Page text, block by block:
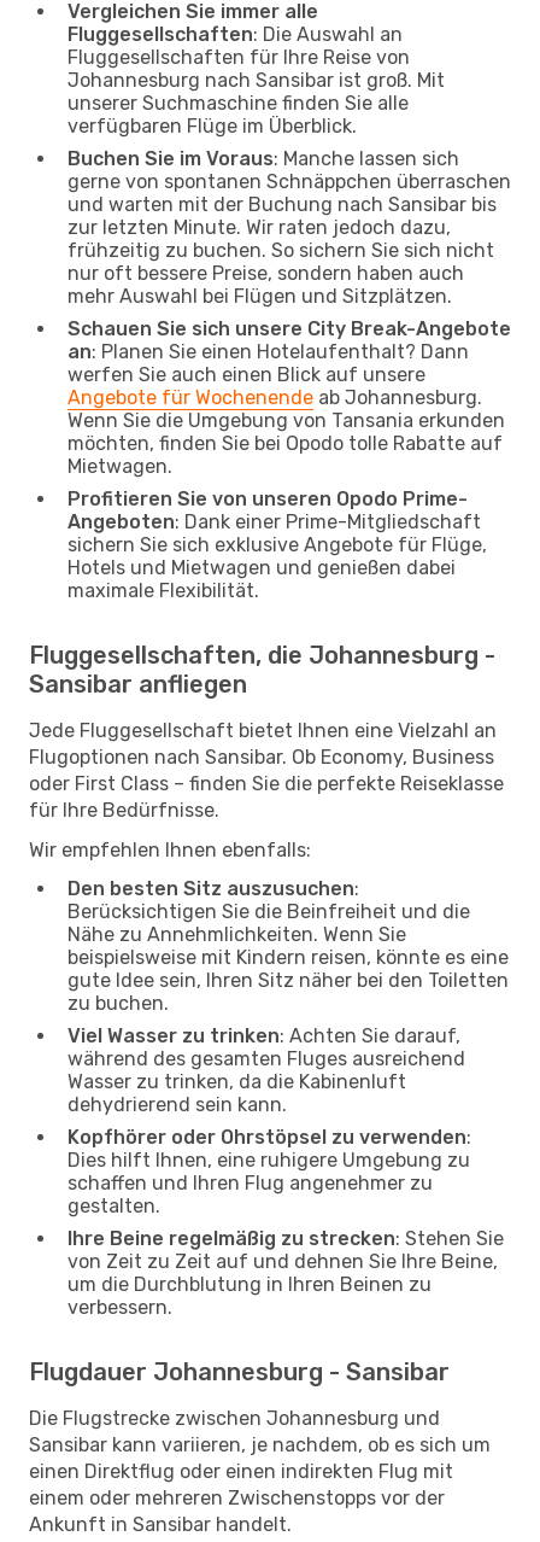
Vergleichen Sie immer alle
Fluggesellschaften: Die Auswahl an
Fluggesellschaften für Ihre Reise von
Johannesburg nach Sansibar ist groß. Mit
unserer Suchmaschine finden Sie alle
verfügbaren Flüge im Überblick.
Buchen Sie im Voraus: Manche lassen sich
gerne von spontanen Schnäppchen überraschen
und warten mit der Buchung nach Sansibar bis
zur letzten Minute. Wir raten jedoch dazu,
frühzeitig zu buchen. So sichern Sie sich nicht
nur oft bessere Preise, sondern haben auch
mehr Auswahl bei Flügen und Sitzplätzen.
Schauen Sie sich unsere City Break-Angebote
an: Planen Sie einen Hotelaufenthalt? Dann
werfen Sie auch einen Blick auf unsere
Angebote für Wochenende ab Johannesburg.
Wenn Sie die Umgebung von Tansania erkunden
möchten, finden Sie bei Opodo tolle Rabatte auf
Mietwagen.
Profitieren Sie von unseren Opodo Prime-
Angeboten: Dank einer Prime-Mitgliedschaft
sichern Sie sich exklusive Angebote für Flüge,
Hotels und Mietwagen und genießen dabei
maximale Flexibilität.
Fluggesellschaften, die Johannesburg -
Sansibar anfliegen
Jede Fluggesellschaft bietet Ihnen eine Vielzahl an
Flugoptionen nach Sansibar. Ob Economy, Business
oder First Class – finden Sie die perfekte Reiseklasse
für Ihre Bedürfnisse.
Wir empfehlen Ihnen ebenfalls:
Den besten Sitz auszusuchen:
Berücksichtigen Sie die Beinfreiheit und die
Nähe zu Annehmlichkeiten. Wenn Sie
beispielsweise mit Kindern reisen, könnte es eine
gute Idee sein, Ihren Sitz näher bei den Toiletten
zu buchen.
Viel Wasser zu trinken: Achten Sie darauf,
während des gesamten Fluges ausreichend
Wasser zu trinken, da die Kabinenluft
dehydrierend sein kann.
Kopfhörer oder Ohrstöpsel zu verwenden:
Dies hilft Ihnen, eine ruhigere Umgebung zu
schaffen und Ihren Flug angenehmer zu
gestalten.
Ihre Beine regelmäßig zu strecken: Stehen Sie
von Zeit zu Zeit auf und dehnen Sie Ihre Beine,
um die Durchblutung in Ihren Beinen zu
verbessern.
Flugdauer Johannesburg - Sansibar
Die Flugstrecke zwischen Johannesburg und
Sansibar kann variieren, je nachdem, ob es sich um
einen Direktflug oder einen indirekten Flug mit
einem oder mehreren Zwischenstopps vor der
Ankunft in Sansibar handelt.